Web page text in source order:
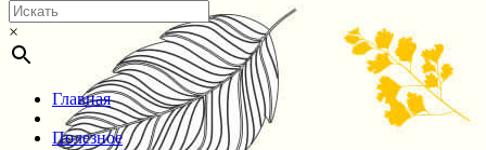
×
Главная
Полезное